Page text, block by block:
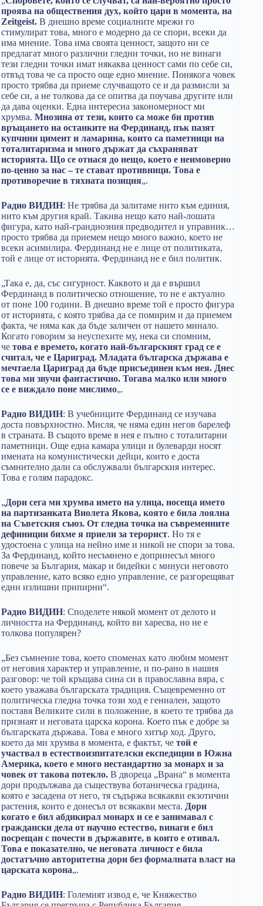
проява на обществения дух, който цари в момента, на
Zeitgeist. В днешно време социалните мрежи го
стимулират това, много е модерно да се спори, всеки да
има мнение. Това има своята ценност, защото ни се
предлагат много различни гледни точки, но не винаги
тези гледни точки имат някаква ценност сами по себе си,
отвъд това че са просто още едно мнение. Понякога човек
просто трябва да приеме случващото се и да размисли за
себе си, а не толкова да се опитва да поучава другите или
да дава оценки. Една интересна закономерност ми
хрумва. Мнозина от тези, които са може би против
връщането на останките на Фердинанд, пък пазят
купчини цимент и ламарина, които са паметници на
тоталитаризма и много държат да съхраняват
историята. Що се отнася до нещо, което е неимоверно
по-ценно за нас – те стават противници. Това е
противоречие в тяхната позиция„.
Радио ВИДИН: Не трябва да залитаме нито към единия,
нито към другия край. Такива нещо като най-лошата
фигура, като най-грандиозния предводител и управник…
просто трябва да приемем нещо много важно, което не
всеки асимилира. Фердинанд не е лице от политиката,
той е лице от историята. Фердинанд не е бил политик.
„Така е, да, със сигурност. Каквото и да е вършил
Фердинанд в политическо отношение, то не е актуално
от поне 100 години. В днешно време той е просто фигура
от историята, с която трябва да се помирим и да приемем
факта, че няма как да бъде заличен от нашето минало.
Когато говорим за неуспехите му, нека си спомним,
че това е времето, когато най-българският град се е
считал, че е Цариград. Младата българска държава е
мечтаела Цариград да бъде присъединен към нея. Днес
това ми звучи фантастично. Тогава малко или много
се е виждало поне мислимо„.
Радио ВИДИН: В учебниците Фердинанд се изучава
доста повърхностно. Мисля, че няма един негов барелеф
в страната. В същото време в нея е пълно с тоталитарни
паметници. Още една камара улици и булеварди носят
имената на комунистически дейци, които е доста
съмнително дали са обслужвали българския интерес.
Това е голям парадокс.
„Дори сега ми хрумва името на улица, носеща името
на партизанката Виолета Якова, която е била лоялна
на Съветския съюз. От гледна точка на съвременните
дефиниции бихме я приели за терорист. Но тя е
удостоена с улица на нейно име и никой не спори за това.
За Фердинанд, който несъмнено е допринесъл много
повече за България, макар и бидейки с минуси неговото
управление, като всяко едно управление, се разгорещяват
едни излишни припирни“.
Радио ВИДИН: Споделете някой момент от делото и
личността на Фердинанд, който ви харесва, но не е
толкова популярен?
„Без съмнение това, което споменах като любим момент
от неговия характер и управление, и по-рано в нашия
разговор: че той кръщава сина си в православна вяра, с
което уважава българската традиция. Същевременно от
политическа гледна точка този ход е гениален, защото
поставя Великите сили в положение, в което те трябва да
признаят и неговата царска корона. Което пък е добре за
българската държава. Това е много хитър ход. Друго,
което да ми хрумва в момента, е фактът, че той е
участвал в естествоизпитателски експедиции в Южна
Америка, което е много нестандартно за монарх и за
човек от такова потекло. В двореца „Врана“ в момента
дори продължава да съществува ботаническа градина,
която е засадена от него, тя съдържа всякакви екзотични
растения, които е донесъл от всякакви места. Дори
когато е бил абдикирал монарх и се е занимавал с
граждански дела от научно естество, винаги е бил
посрещан с почести в държавите, в които е отивал.
Това е показателно, че неговата личност е била
достатъчно авторитетна дори без формалната власт на
царската корона„.
Радио ВИДИН: Големият извод е, че Княжество